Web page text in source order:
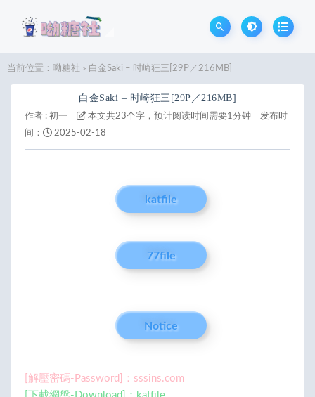
当前位置： 呦糖社 > 白金Saki – 时崎狂三[29P／216MB]
白金Saki – 时崎狂三[29P／216MB]
作者 : 初一 本文共23个字，预计阅读时间需要1分钟
发布时
间：
2025-02-18
katfile
77file
Notice
[解壓密碼-Password]：sssins.com